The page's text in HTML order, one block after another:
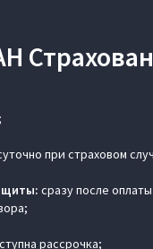
при страховом
сразу после
рассрочка;